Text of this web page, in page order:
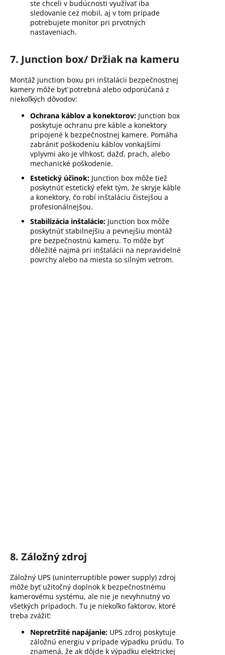
ste chceli v budúcnosti využívať iba
sledovanie cez mobil, aj v tom prípade
potrebujete monitor pri prvotných
nastaveniach.
7. Junction box/ Držiak na kameru
Montáž junction boxu pri inštalácii bezpečnostnej
kamery môže byť potrebná alebo odporúčaná z
niekoľkých dôvodov:
Ochrana káblov a konektorov: Junction box
poskytuje ochranu pre káble a konektory
pripojené k bezpečnostnej kamere. Pomáha
zabrániť poškodeniu káblov vonkajšími
vplyvmi ako je vlhkosť, dažď, prach, alebo
mechanické poškodenie.
Estetický účinok: Junction box môže tiež
poskytnúť estetický efekt tým, že skryje káble
a konektory, čo robí inštaláciu čistejšou a
profesionálnejšou.
Stabilizácia inštalácie: Junction box môže
poskytnúť stabilnejšiu a pevnejšiu montáž
pre bezpečnostnú kameru. To môže byť
dôležité najmä pri inštalácii na nepravidelné
povrchy alebo na miesta so silným vetrom.
8. Záložný zdroj
Záložný UPS (uninterruptible power supply) zdroj
môže byť užitočný doplnok k bezpečnostnému
kamerovému systému, ale nie je nevyhnutný vo
všetkých prípadoch. Tu je niekoľko faktorov, ktoré
treba zvážiť:
Nepretržité napájanie: UPS zdroj poskytuje
záložnú energiu v prípade výpadku prúdu. To
znamená, že ak dôjde k výpadku elektrickej